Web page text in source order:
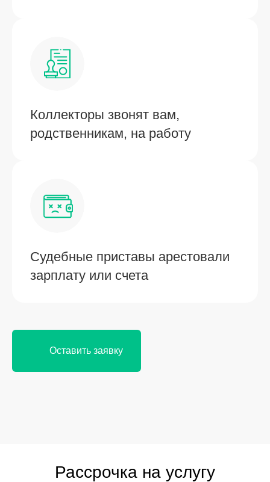
Коллекторы звонят вам,
родственникам, на работу
Судебные приставы арестовали
зарплату или счета
Оставить заявку
Рассрочка на услугу